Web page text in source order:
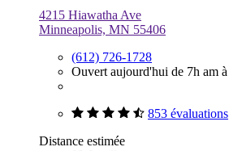
4215 Hiawatha Ave
Minneapolis, MN 55406
(612) 726-1728
Ouvert aujourd'hui de 7h am
853 évaluations
Distance estimée